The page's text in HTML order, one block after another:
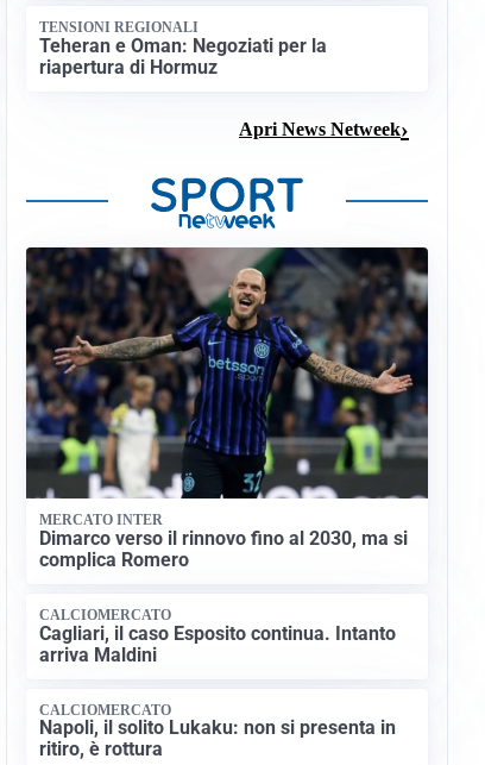
TENSIONI REGIONALI
Teheran e Oman: Negoziati per la
riapertura di Hormuz
Apri News Netweek
MERCATO INTER
Dimarco verso il rinnovo fino al 2030, ma si
complica Romero
CALCIOMERCATO
Cagliari, il caso Esposito continua. Intanto
arriva Maldini
CALCIOMERCATO
Napoli, il solito Lukaku: non si presenta in
ritiro, è rottura